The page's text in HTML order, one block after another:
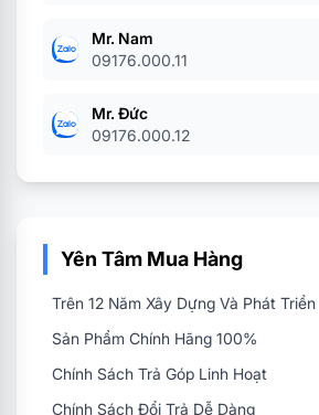
Mr. Nam
09176.000.11
Mr. Đức
09176.000.12
Yên Tâm Mua Hàng
Trên 12 Năm Xây Dựng Và Phát Triển
Sản Phẩm Chính Hãng 100%
Chính Sách Trả Góp Linh Hoạt
Chính Sách Đổi Trả Dễ Dàng